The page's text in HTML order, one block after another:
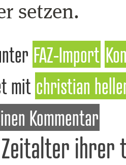
setzen.
FAZ-Import
mit christian
Kommentar
ihrer